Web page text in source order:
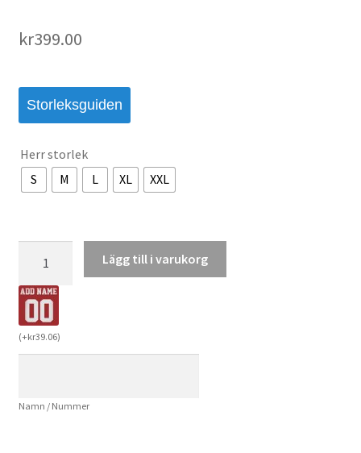
kr399.00
Storleksguiden
Herr storlek
S
M L XL XXL
Matchställ
Fotboll
Frankrike
Herr
Bortaställ
Kortärmad
Lägg till i varukorg
(+kr39.06)
Namn / Nummer